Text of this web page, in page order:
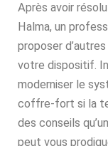
Après avoir
Halma, un
proposer
votre dispositif.
moderniser le
coffre-fort si la
des conseils
peut vous